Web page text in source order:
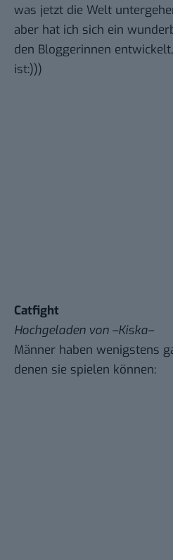
was jetzt die Welt
aber hat ich sich ein
den Bloggerinnen entwickelt
ist:)))
Catfight
Hochgeladen von –Kiska–
Männer haben wenigstens
denen sie spielen können: